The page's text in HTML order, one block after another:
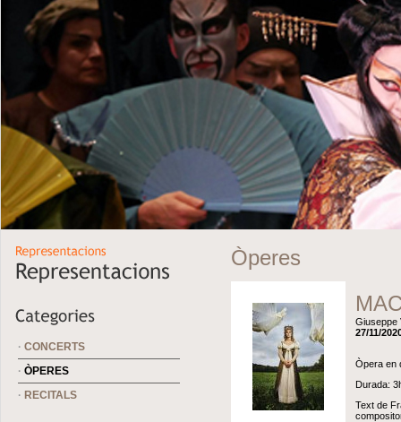
· CONCERTS
· ÒPERES
· RECITALS
Òperes
Giuseppe
27/11/
Òpera en
Durada:
Text de